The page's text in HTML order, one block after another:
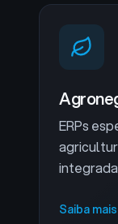
ERPs
Saiba mais